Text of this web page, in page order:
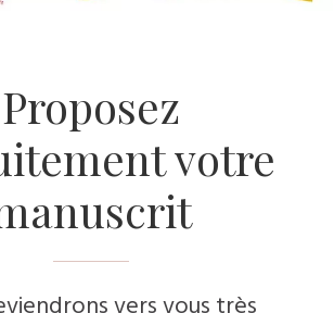
​Proposez
votre